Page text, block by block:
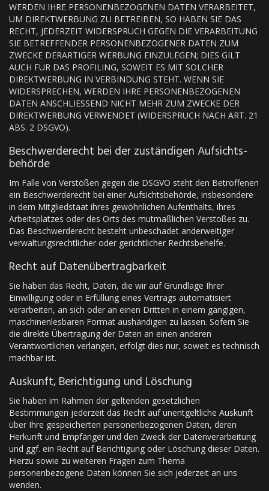
WERDEN IHRE PERSONENBEZOGENEN DATEN VERARBEITET,
UM DIREKTWERBUNG ZU BETREIBEN, SO HABEN SIE DAS
RECHT, JEDERZEIT WIDERSPRUCH GEGEN DIE VERARBEITUNG
SIE BETREFFENDER PERSONENBEZOGENER DATEN ZUM
ZWECKE DERARTIGER WERBUNG EINZULEGEN; DIES GILT
AUCH FÜR DAS PROFILING, SOWEIT ES MIT SOLCHER
DIREKTWERBUNG IN VERBINDUNG STEHT. WENN SIE
WIDERSPRECHEN, WERDEN IHRE PERSONENBEZOGENEN
DATEN ANSCHLIESSEND NICHT MEHR ZUM ZWECKE DER
DIREKTWERBUNG VERWENDET (WIDERSPRUCH NACH ART. 21
ABS. 2 DSGVO).
Beschwerde­recht bei der zuständigen Aufsichts­
behörde
Im Falle von Verstößen gegen die DSGVO steht den Betroffenen
ein Beschwerderecht bei einer Aufsichtsbehörde, insbesondere
in dem Mitgliedstaat ihres gewöhnlichen Aufenthalts, ihres
Arbeitsplatzes oder des Orts des mutmaßlichen Verstoßes zu.
Das Beschwerderecht besteht unbeschadet anderweitiger
verwaltungsrechtlicher oder gerichtlicher Rechtsbehelfe.
Recht auf Daten­übertrag­barkeit
Sie haben das Recht, Daten, die wir auf Grundlage Ihrer
Einwilligung oder in Erfüllung eines Vertrags automatisiert
verarbeiten, an sich oder an einen Dritten in einem gängigen,
maschinenlesbaren Format aushändigen zu lassen. Sofern Sie
die direkte Übertragung der Daten an einen anderen
Verantwortlichen verlangen, erfolgt dies nur, soweit es technisch
machbar ist.
Auskunft, Berichtigung und Löschung
Sie haben im Rahmen der geltenden gesetzlichen
Bestimmungen jederzeit das Recht auf unentgeltliche Auskunft
über Ihre gespeicherten personenbezogenen Daten, deren
Herkunft und Empfänger und den Zweck der Datenverarbeitung
und ggf. ein Recht auf Berichtigung oder Löschung dieser Daten.
Hierzu sowie zu weiteren Fragen zum Thema
personenbezogene Daten können Sie sich jederzeit an uns
wenden.